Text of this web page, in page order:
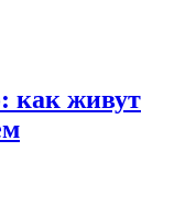
как живут